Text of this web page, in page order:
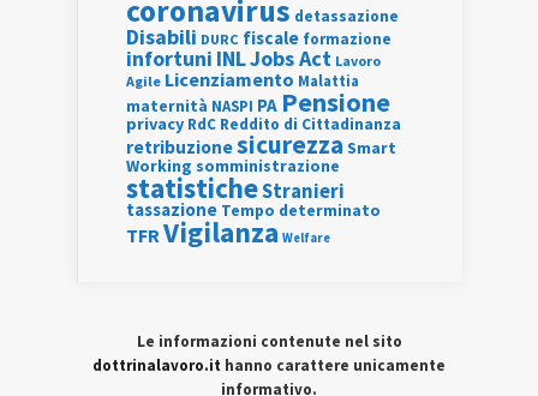
coronavirus detassazione
Disabili DURC fiscale formazione
infortuni INLJobs Act Lavoro
Agile Licenziamento Malattia
maternità NASPI PA Pensione
privacy RdC Reddito di Cittadinanza
retribuzionesicurezza Smart
Working somministrazione
statisticheStranieri
tassazione Tempo determinato
TFRVigilanza Welfare
Le informazioni contenute nel sito
dottrinalavoro.it hanno carattere unicamente
informativo.